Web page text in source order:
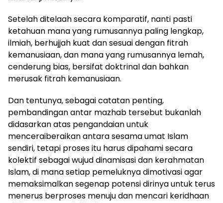
Setelah ditelaah secara komparatif, nanti pasti
ketahuan mana yang rumusannya paling lengkap,
ilmiah, berhujjah kuat dan sesuai dengan fitrah
kemanusiaan, dan mana yang rumusannya lemah,
cenderung bias, bersifat doktrinal dan bahkan
merusak fitrah kemanusiaan.
Dan tentunya, sebagai catatan penting,
pembandingan antar mazhab tersebut bukanlah
didasarkan atas pengandaian untuk
menceraiberaikan antara sesama umat Islam
sendiri, tetapi proses itu harus dipahami secara
kolektif sebagai wujud dinamisasi dan kerahmatan
Islam, di mana setiap pemeluknya dimotivasi agar
memaksimalkan segenap potensi dirinya untuk terus
menerus berproses menuju dan mencari keridhaan